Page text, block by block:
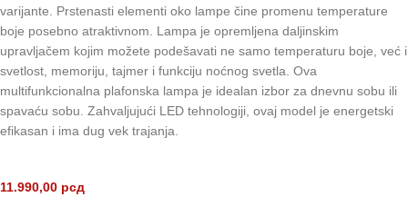
varijante. Prstenasti elementi oko lampe čine promenu temperature
boje posebno atraktivnom. Lampa je opremljena daljinskim
upravljačem kojim možete podešavati ne samo temperaturu boje, već i
svetlost, memoriju, tajmer i funkciju noćnog svetla. Ova
multifunkcionalna plafonska lampa je idealan izbor za dnevnu sobu ili
spavaću sobu. Zahvaljujući LED tehnologiji, ovaj model je energetski
efikasan i ima dug vek trajanja.
11.990,00 рсд